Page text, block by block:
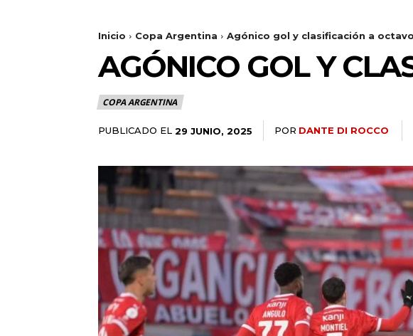
Inicio Copa Argentina Agónico gol y clasificación a
AGÓNICO GOL Y
COPA ARGENTINA
PUBLICADO EL 29 JUNIO, 2025 POR DANTE DI ROCCO